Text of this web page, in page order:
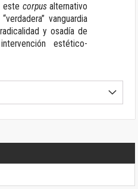
este corpusalternativo
vanguardia
y osadía de
estético-